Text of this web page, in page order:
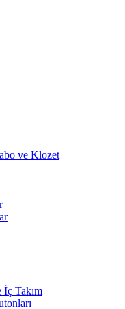
ve Klozet
İç Takım